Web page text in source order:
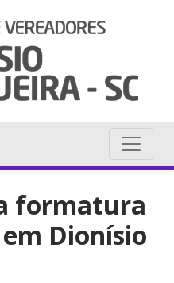
formatura
Dionísio